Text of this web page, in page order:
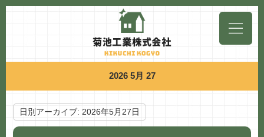
2026 5月 27
日別アーカイブ: 2026年5月27日